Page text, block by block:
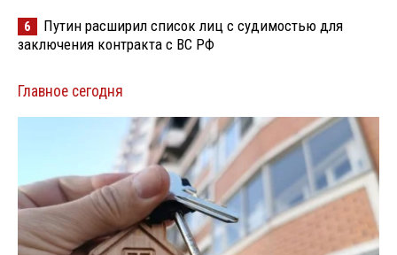
6
Путин расширил список лиц с судимостью для
заключения контракта с ВС РФ
Главное сегодня